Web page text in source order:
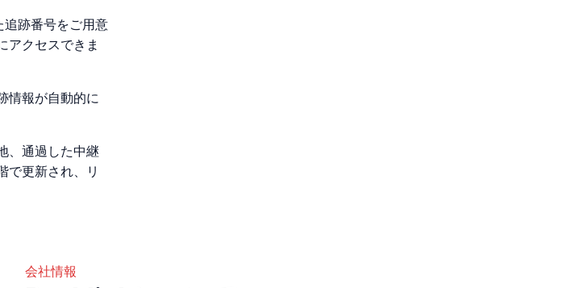
追跡番号をご用意
アクセスできま
情報が自動的に
、通過した中継
で更新され、リ
会社情報